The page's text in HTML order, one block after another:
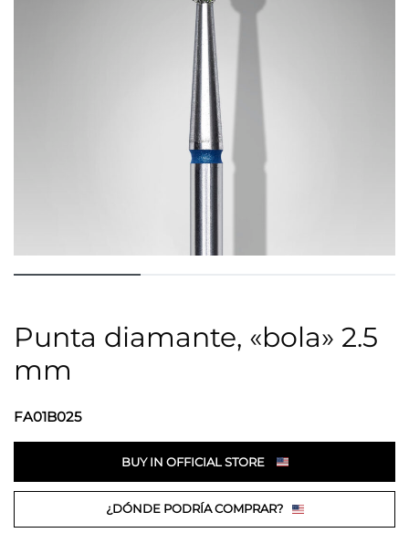
Punta diamante, «bola» 2.5
mm
FA01B025
BUY IN OFFICIAL STORE
¿DÓNDE PODRÍA COMPRAR?